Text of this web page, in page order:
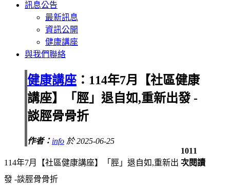
訊息公告
最新訊息
資訊公開
健康講座
與我們聯絡
健康講座 ：114年7月【社區健康
講座】「脛」退自如,重新出發 -
談脛骨骨折
作者： info 於 2025-06-25
1011
次閱讀
114年7月【社區健康講座】「脛」退自如,重新出
發 -談脛骨骨折